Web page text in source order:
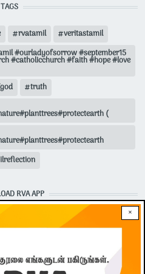
×
TAGS
rvatamil
veritastamil
#ourladyofsorrow #september15
#catholicchurch #faith #hope #love
truth
(
RVA APP
WITH US!